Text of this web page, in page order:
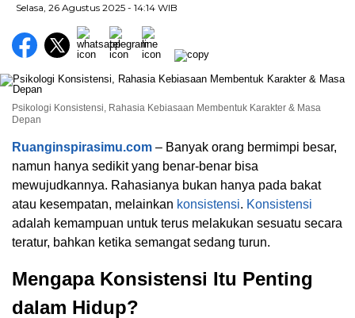
Selasa, 26 Agustus 2025 - 14:14 WIB
Psikologi Konsistensi, Rahasia Kebiasaan Membentuk Karakter & Masa
Depan
Ruanginspirasimu.com – Banyak orang bermimpi besar,
namun hanya sedikit yang benar-benar bisa
mewujudkannya. Rahasianya bukan hanya pada bakat
atau kesempatan, melainkan konsistensi. Konsistensi
adalah kemampuan untuk terus melakukan sesuatu secara
teratur, bahkan ketika semangat sedang turun.
Mengapa Konsistensi Itu Penting
dalam Hidup?